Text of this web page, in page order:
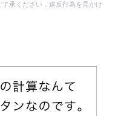
承ください．違反行為を見かけ